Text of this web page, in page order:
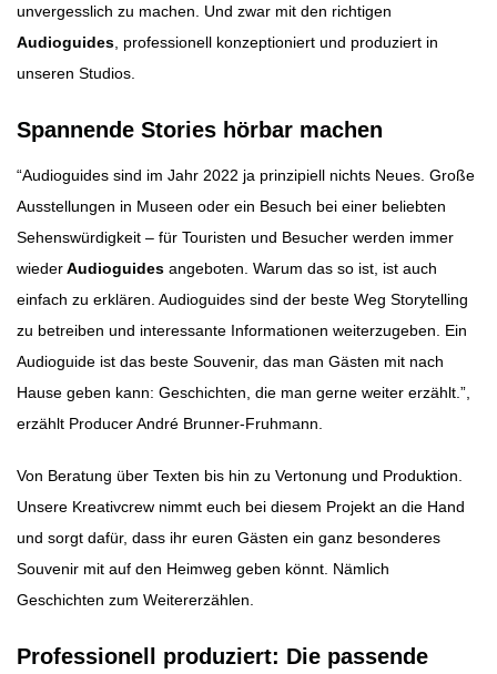
unvergesslich zu machen. Und zwar mit den richtigen
Audioguides, professionell konzeptioniert und produziert in
unseren Studios.
Spannende Stories hörbar machen
“Audioguides sind im Jahr 2022 ja prinzipiell nichts Neues. Große
Ausstellungen in Museen oder ein Besuch bei einer beliebten
Sehenswürdigkeit – für Touristen und Besucher werden immer
wiederAudioguides angeboten. Warum das so ist, ist auch
einfach zu erklären. Audioguides sind der beste Weg Storytelling
zu betreiben und interessante Informationen weiterzugeben. Ein
Audioguide ist das beste Souvenir, das man Gästen mit nach
Hause geben kann: Geschichten, die man gerne weiter erzählt.”,
erzählt Producer André Brunner-Fruhmann.
Von Beratung über Texten bis hin zu Vertonung und Produktion.
Unsere Kreativcrew nimmt euch bei diesem Projekt an die Hand
und sorgt dafür, dass ihr euren Gästen ein ganz besonderes
Souvenir mit auf den Heimweg geben könnt. Nämlich
Geschichten zum Weitererzählen.
Professionell produziert: Die passende